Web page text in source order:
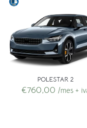
POLESTAR 2
€760,00 /mes +